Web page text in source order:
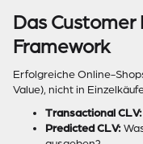
Das
Framework
Erfolgreiche Online-
Value), nicht in
Transactional CLV:
Predicted CLV: